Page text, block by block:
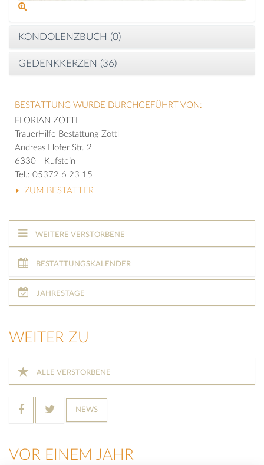
KONDOLENZBUCH (0)
GEDENKKERZEN (36)
BESTATTUNG WURDE DURCHGEFÜHRT VON:
FLORIAN ZÖTTL
TrauerHilfe Bestattung Zöttl
Andreas Hofer Str. 2
6330 - Kufstein
Tel.: 05372 6 23 15
ZUM BESTATTER
WEITERE VERSTORBENE
BESTATTUNGSKALENDER
JAHRESTAGE
WEITER ZU
ALLE VERSTORBENE
NEWS
VOR EINEM JAHR